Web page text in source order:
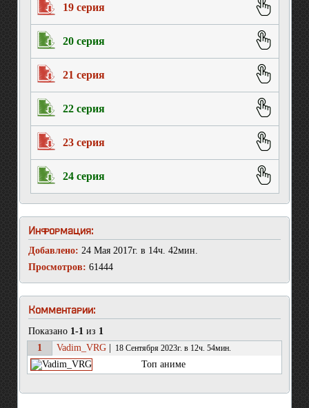
19 серия
20 серия
21 серия
22 серия
23 серия
24 серия
Информация:
Добавлено: 24 Мая 2017г. в 14ч. 42мин.
Просмотров: 61444
Комментарии:
Показано 1-1 из 1
1
Vadim_VRG 18 Сентября 2023г. в 12ч. 54мин.
Топ аниме